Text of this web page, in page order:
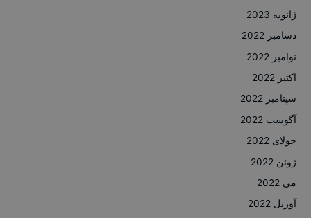
ژانویه 2023
دسامبر 2022
نوامبر 2022
اکتبر 2022
سپتامبر 2022
آگوست 2022
جولای 2022
ژوئن 2022
می 2022
آوریل 2022